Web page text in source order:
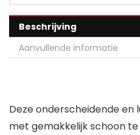
Beschrijving
Aanvullende informatie
Deze onderscheidende en
met gemakkelijk schoon